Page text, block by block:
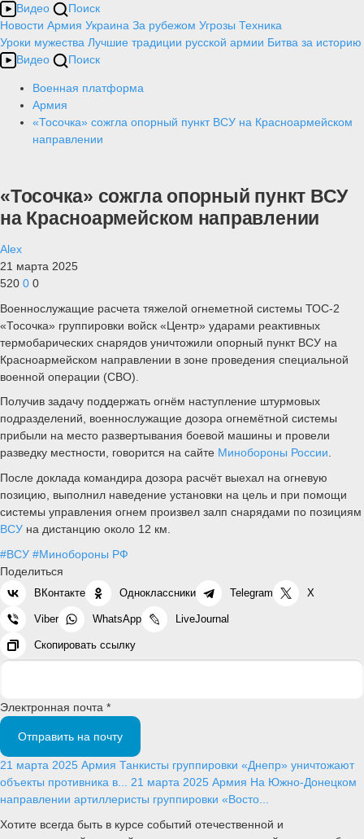
Видео
Поиск
Новости Армия Украина За рубежом Угрозы Техника
Уроки мужества Лучшие традиции русской армии Битва за историю
Видео
Поиск
Военная платформа
Армия
«Тосочка» сожгла опорный пункт ВСУ на Красноармейском
направлении
«Тосочка» сожгла опорный пункт ВСУ
на Красноармейском направлении
Alex
21 марта 2025
520 0 0
Военнослужащие расчета тяжелой огнеметной системы ТОС-2
«Тосочка» группировки войск «Центр» ударами реактивных
термобарических снарядов уничтожили опорный пункт ВСУ на
Красноармейском направлении в зоне проведения специальной
военной операции (СВО).
Получив задачу поддержать огнём наступление штурмовых
подразделений, военнослужащие дозора огнемётной системы
прибыли на место развертывания боевой машины и провели
разведку местности, говорится на сайте Минобороны России.
После доклада командира дозора расчёт выехал на огневую
позицию, выполнил наведение установки на цель и при помощи
системы управления огнем произвел залп снарядами по позициям
ВСУ на дистанцию около 12 км.
#ВСУ #Минобороны РФ
Поделиться
ВКонтакте Одноклассники Telegram X
Viber WhatsApp LiveJournal
Скопировать ссылку
Электронная почта *
Отправить на почту
21 марта 2025 Армия Танкисты группировки «Днепр» уничтожают
объекты противника в... 21 марта 2025 Армия На Южно-Донецком
направлении артиллеристы группировки «Восто...
Хотите всегда быть в курсе событий отечественной и